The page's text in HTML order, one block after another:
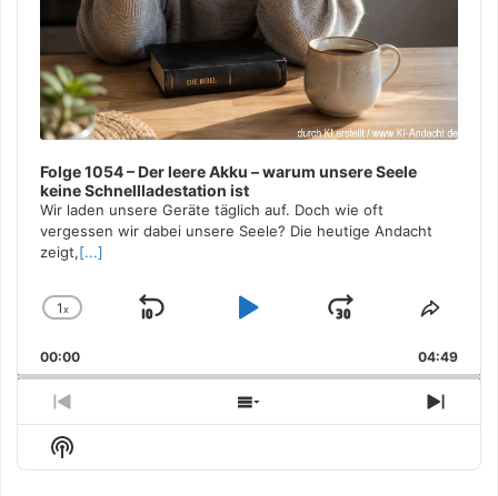
Folge 1054 – Der leere Akku – warum unsere Seele
keine Schnellladestation ist
Wir laden unsere Geräte täglich auf. Doch wie oft
vergessen wir dabei unsere Seele? Die heutige Andacht
zeigt,[...]
Change
Rate
1x
Skip
Play
Jump
Forward
Share
00:00 04:49
Previous
Episode
Show
Episodes
Next
Show
Podcast